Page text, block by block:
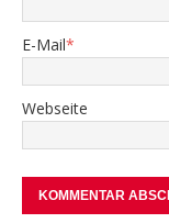
E-Mail*
Webseite